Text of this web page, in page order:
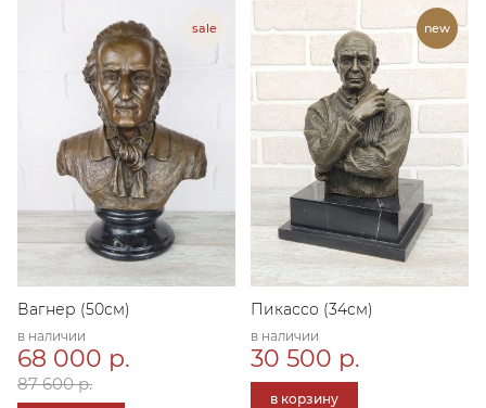
Вагнер (50см)
в наличии
68 000 р.
87 600 р.
Пикассо (34см)
в наличии
30 500 р.
в корзину